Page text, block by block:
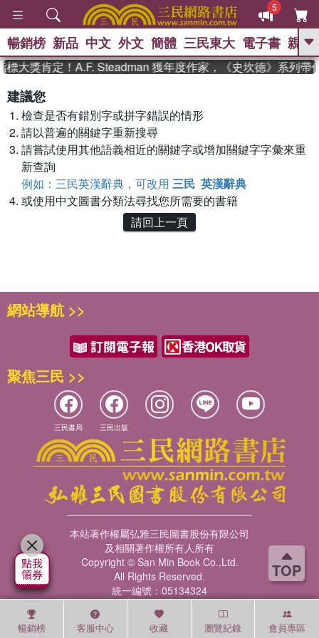
TOP
5
GO
史是一群喵 、
獎 臺灣漫遊錄
登輝時代 、 數學女孩：黎曼猜想 、
暢銷榜 新品 中文 外文 簡體 三民東大 電子書 親子
大獎肯定！A.F. Steadman 獲年度作家，《史坎德》系列帶
建議您
檢查是否有錯別字或拼字錯誤的情形
請以普遍的關鍵字重新搜尋
請嘗試使用其他語義相近的關鍵字或增加關鍵字字彙來重
新查詢
例如：三民英漢辭典，可改用 三民 英漢辭典
或使用中文圖書分類法尋找您所需要的書籍
請回上一頁
暢銷榜 客服中心 收藏 瀏覽紀錄 會員專區
網站導航 >>
聚焦三民 >>
三民書局 三民出版
本站著作權屬弘雅三民圖書股份有限公司
及相關著作權所有人所有
Copyright © San Min Book Co.,Ltd.
All Rights Reserved.
統一編號：05134324